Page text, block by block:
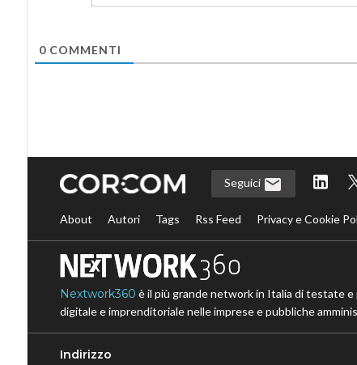
0COMMENTI
Seguici
About Autori Tags Rss Feed Privacy e Cookie
Nextwork360 è il più grande network in Italia di testate e
digitale e imprenditoriale nelle imprese e pubbliche
Indirizzo